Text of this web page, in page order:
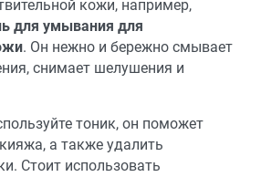
кожи, например,
для умывания для
. Он нежно и бережно смывает
снимает шелушения и
тоник, он поможет
а также удалить
Стоит использовать